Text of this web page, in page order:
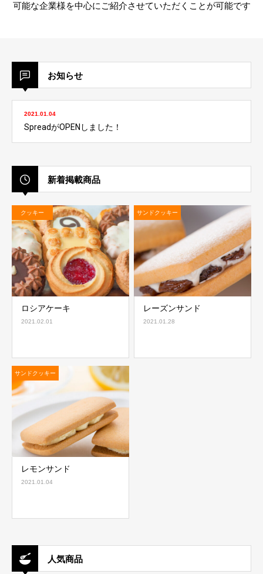
可能な企業様を中心にご紹介させていただくことが可能です
お知らせ
2021.01.04
SpreadがOPENしました！
新着掲載商品
クッキー
ロシアケーキ
2021.02.01
サンドクッキー
レーズンサンド
2021.01.28
サンドクッキー
レモンサンド
2021.01.04
人気商品